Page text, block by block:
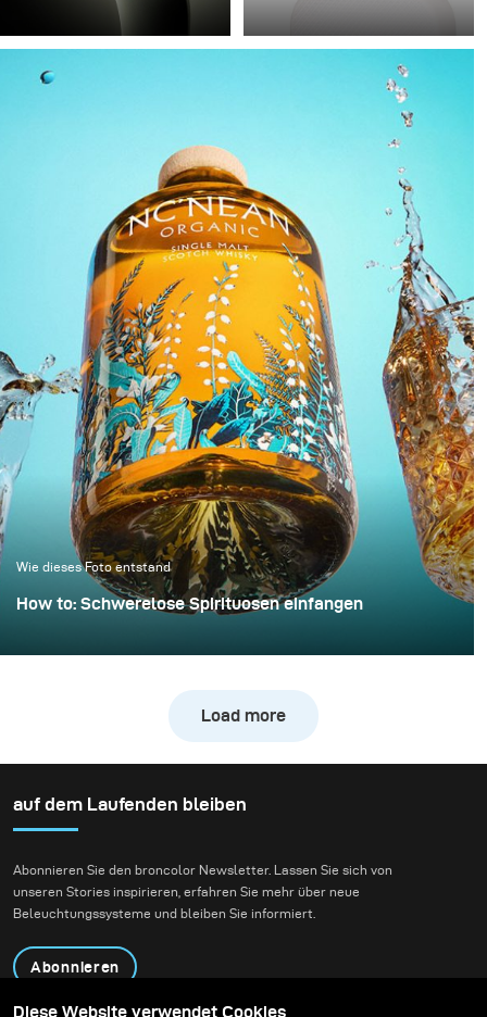
Präzision in Schwarz
beschreibt den Prozess,
ein technisches Objekt in
scheinbar im Dunkel
schwebt. Schwarz wird
dabei nicht als leere
Fläche verstanden,
sondern als aktiver
Raum, in dem Licht zur
strukturellen
Komponente wird.
der E-Commerce-
Fotografie wird häufig
entschuldigt: Viele
Also wird „hell gemacht“
– von gezielter
Lichtführung kann man
dabei leider nur selten
sprechen. Dabei braucht
es weder viel
zusätzliches Equipment
noch entscheidend mehr
Zeit, um die Bildqualität
deutlich zu steigern.
Dieses Beispiel zeigt, wie
schon mit minimalem
Mehraufwand ein sauber
kontrolliertes und
hochwertiges Ergebnis
erzielt werden kann.
Wie dieses Foto entstand
How to: Schwerelose Spirituosen einfangen
bewusst mit dieser Tradition brechen und eine
Load more
auf dem Laufenden bleiben
Abonnieren Sie den broncolor Newsletter. Lassen Sie sich von
unseren Stories inspirieren, erfahren Sie mehr über neue
Beleuchtungssysteme und bleiben Sie informiert.
Abonnieren
Diese Website verwendet Cookies